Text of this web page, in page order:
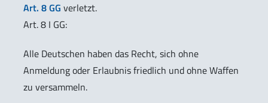
Art. 8 GG verletzt.
Art. 8 I GG:
Alle Deutschen haben das Recht, sich ohne
Anmeldung oder Erlaubnis friedlich und ohne Waffen
zu versammeln.